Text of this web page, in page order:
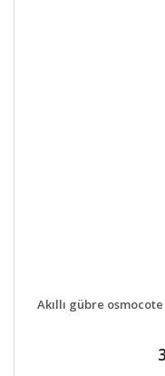
DETAYLAR
Akıllı gübre